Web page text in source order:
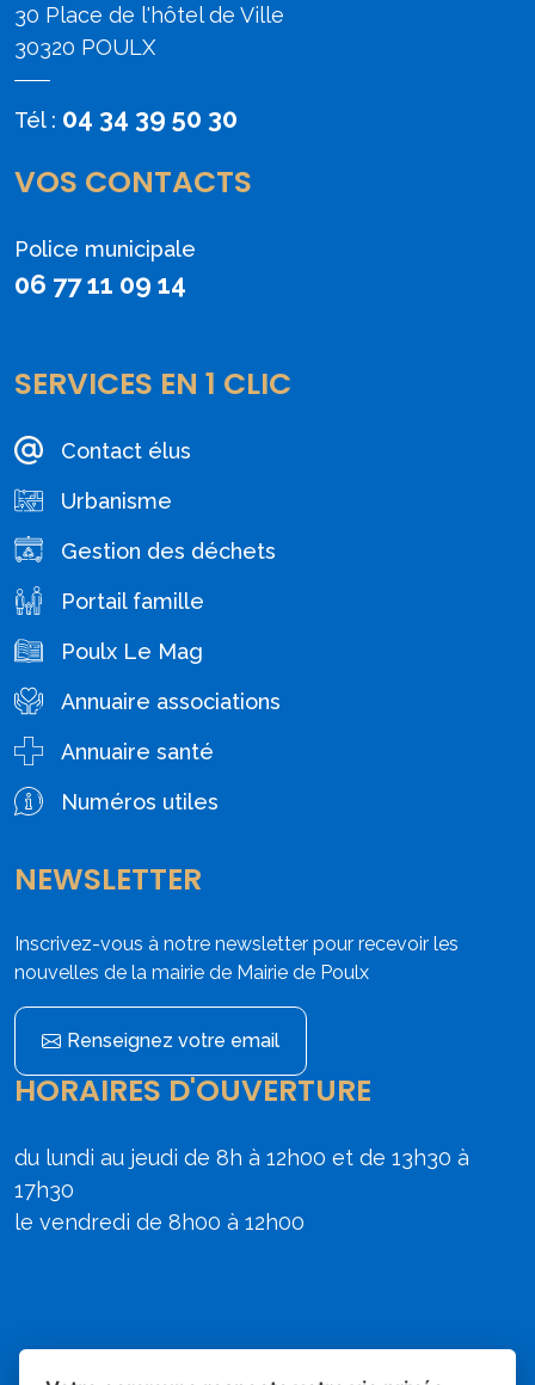
30 Place de l'hôtel de Ville
30320 POULX
Tél : 04 34 39 50 30
VOS CONTACTS
Police municipale
06 77 11 09 14
SERVICES EN 1 CLIC
Contact élus
Urbanisme
Gestion des déchets
Portail famille
Poulx Le Mag
Annuaire associations
Annuaire santé
Numéros utiles
NEWSLETTER
Inscrivez-vous à notre newsletter pour recevoir les
nouvelles de la mairie de Mairie de Poulx
Renseignez votre email
HORAIRES D'OUVERTURE
du lundi au jeudi de 8h à 12h00 et de 13h30 à
17h30
le vendredi de 8h00 à 12h00